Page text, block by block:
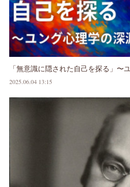
「無意識に隠された自己を探る」〜
2025.06.04 13:15